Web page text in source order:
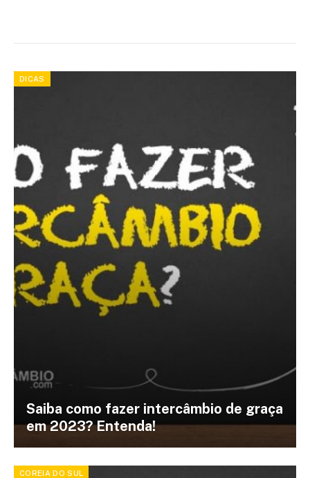
DICAS
Saiba como fazer intercâmbio de graça
em 2023? Entenda!
COREIA DO SUL